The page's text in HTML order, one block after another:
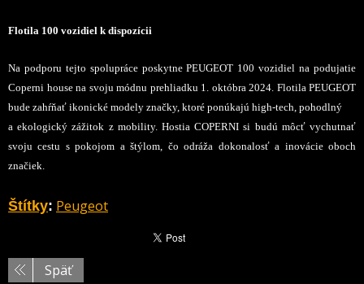
Flotila 100 vozidiel k dispozícii
Na podporu tejto spolupráce poskytne PEUGEOT 100 vozidiel na podujatie
Coperni house na svoju módnu prehliadku 1. októbra 2024. Flotila PEUGEOT
bude zahŕňať ikonické modely značky, ktoré ponúkajú high-tech, pohodlný
a ekologický zážitok z mobility. Hostia COPERNI si budú môcť vychutnať
svoju cestu s pokojom a štýlom, čo odráža dokonalosť a inovácie oboch
značiek.
Štítky: Peugeot
Späť